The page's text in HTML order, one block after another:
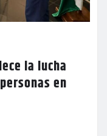
la lucha
en